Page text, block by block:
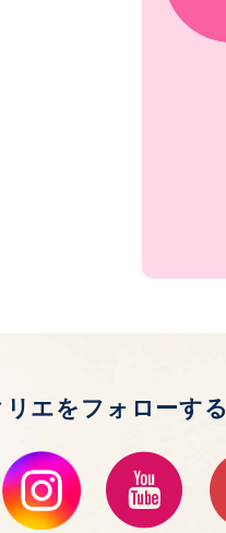
リエをフォローする